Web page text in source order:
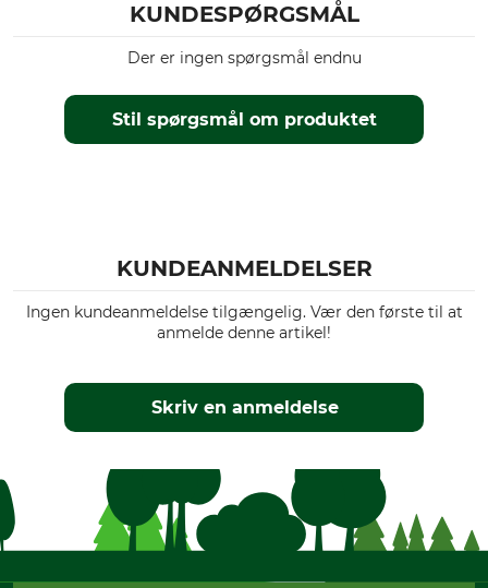
Modelbetegnelse
yderstof
25% Polyester
Blegning
Professionel tekstilpleje
Til
herrer
KUNDESPØRGSMÅL
Stil spørgsmål om produktet
Der er ingen spørgsmål endnu
KUNDEANMELDELSER
Ingen kundeanmeldelse tilgængelig. Vær den første til at
anmelde denne artikel!
Skriv en anmeldelse